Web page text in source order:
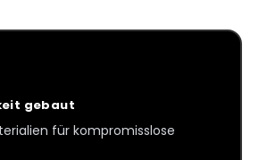
gebaut
für kompromisslose